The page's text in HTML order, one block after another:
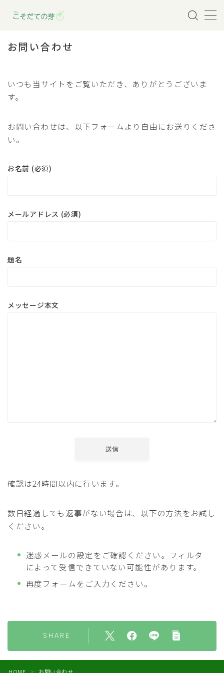
妊娠・出産
赤ちゃんとの暮らし
お問い合わせ
いつも当サイトをご覧いただき、ありがとうございま
す。
お問い合わせは、以下フォームより自由にお送りくださ
い。
お名前 (必須)
メールアドレス (必須)
題名
メッセージ本文
確認は24時間以内に行います。
数日経過しても返事がない場合は、以下の方法をお試し
ください。
迷惑メールの設定をご確認ください。フィルタ
によって受信できていない可能性があります。
再度フォームをご入力ください。
SHARE
＞